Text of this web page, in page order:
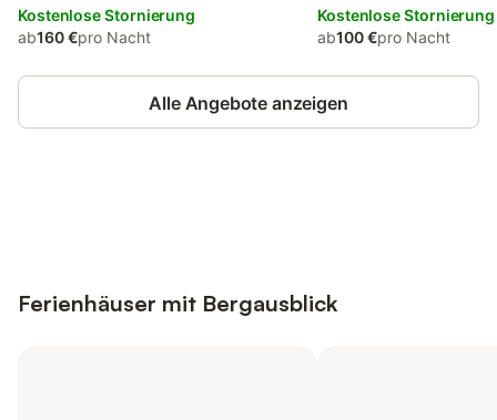
Kostenlose Stornierung
ab160 €pro Nacht
Kostenlose Stornierung
ab100 €pro Nacht
Alle Angebote anzeigen
Ferienhäuser mit Bergausblick